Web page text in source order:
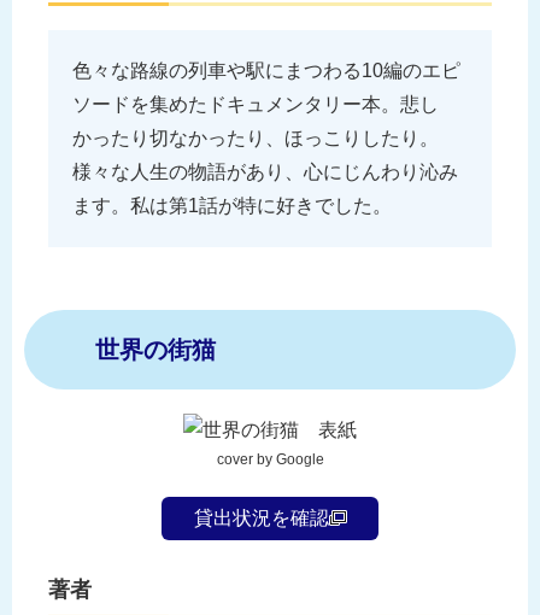
色々な路線の列車や駅にまつわる10編のエピ
ソードを集めたドキュメンタリー本。悲し
かったり切なかったり、ほっこりしたり。
様々な人生の物語があり、心にじんわり沁み
ます。私は第1話が特に好きでした。
世界の街猫
cover by Google
貸出状況を確認
著者